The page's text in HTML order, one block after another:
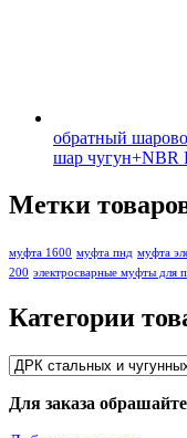
обратный
шар чугун+NBR
Метки
муфта 1600 муфта пнд муфта
200 электросварные муфты для
Категории
Для заказа